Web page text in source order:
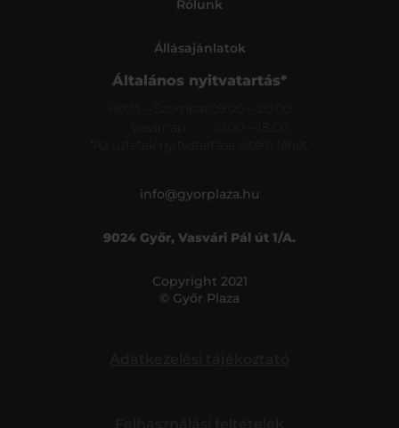
Rólunk
Állásajánlatok
Általános nyitvatartás*
*Az üzletek nyitvatartása eltérő lehet.
info@gyorplaza.hu
9024 Győr, Vasvári Pál út 1/A.
Copyright 2021
© Győr Plaza